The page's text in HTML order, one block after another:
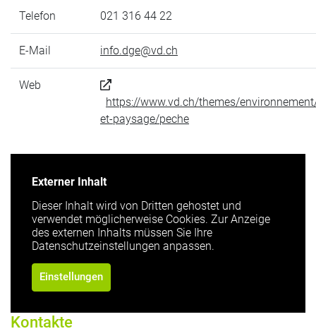
Telefon 021 316 44 22
E-Mail info.dge@vd.ch
Web
https://www.vd.ch/themes/
et-paysage/peche
Externer Inhalt
Dieser Inhalt wird von Dritten gehostet und
verwendet möglicherweise Cookies. Zur Anzeige
des externen Inhalts müssen Sie Ihre
Datenschutzeinstellungen anpassen.
Einstellungen
Kontakte